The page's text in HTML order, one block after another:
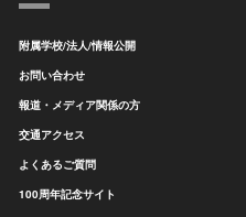
附属学校/法人/情報公開
お問い合わせ
報道・メディア関係の方
交通アクセス
よくあるご質問
100周年記念サイト